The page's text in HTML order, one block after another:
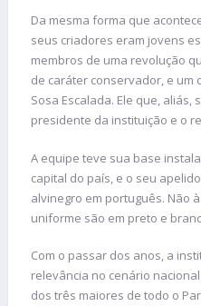
Da mesma forma que
seus criadores eram jovens
membros de uma revolução
de caráter conservador, e um
Sosa Escalada. Ele que, aliás,
presidente da instituição e o
A equipe teve sua base
capital do país, e o seu
alvinegro em português. Não
uniforme são em preto e
Com o passar dos anos, a
relevância no cenário
dos três maiores de todo o